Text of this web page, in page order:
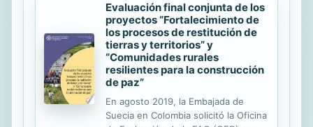
Evaluación final conjunta de los
proyectos “Fortalecimiento de
los procesos de restitución de
tierras y territorios” y
“Comunidades rurales
resilientes para la construcción
de paz”
En agosto 2019, la Embajada de
Suecia en Colombia solicitó la Oficina